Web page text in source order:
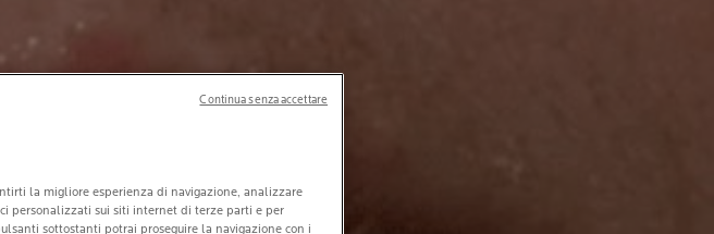
la migliore esperienza di navigazione, analizzare
personalizzati sui siti internet di terze parti e per
sottostanti potrai proseguire la navigazione con i
Continua senza accettare